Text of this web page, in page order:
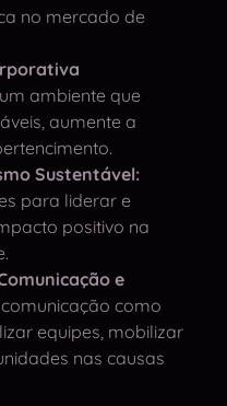
no mercado de
ambiente que
aumente a
Sustentável:
para liderar e
positivo na
e
como
equipes, mobilizar
nas causas